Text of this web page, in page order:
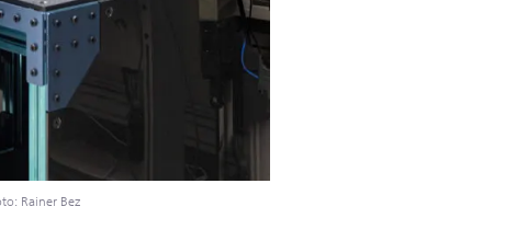
Rainer Bez